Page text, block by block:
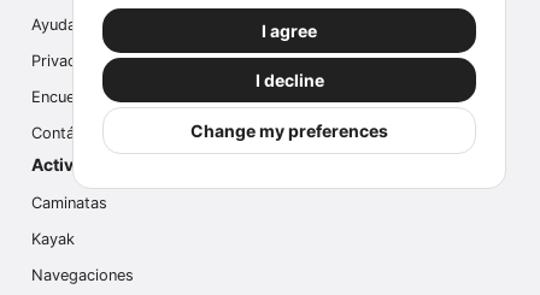
I agree
I decline
Change my preferences
Ayuda
Privacidad
Encuesta
Contáctanos
Actividades populares
Caminatas
Kayak
Navegaciones